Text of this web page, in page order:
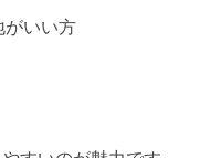
がいい方